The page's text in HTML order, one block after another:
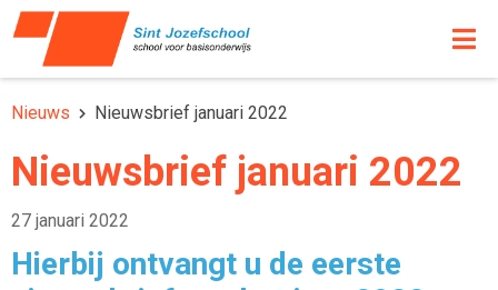
Nieuws Nieuwsbrief januari 2022
Nieuwsbrief januari 2022
27 januari 2022
Hierbij ontvangt u de eerste